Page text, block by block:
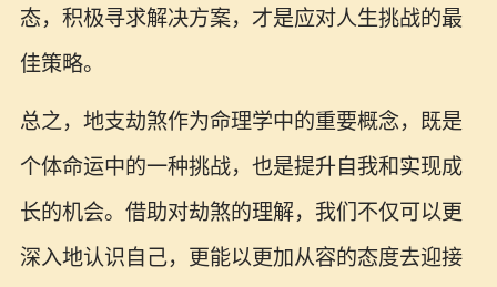
态，积极寻求解决方案，才是应对人生挑战的最
佳策略。
总之，地支劫煞作为命理学中的重要概念，既是
个体命运中的一种挑战，也是提升自我和实现成
长的机会。借助对劫煞的理解，我们不仅可以更
深入地认识自己，更能以更加从容的态度去迎接